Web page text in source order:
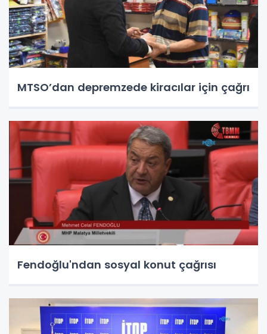
MTSO’dan depremzede kiracılar için çağrı
Fendoğlu'ndan sosyal konut çağrısı